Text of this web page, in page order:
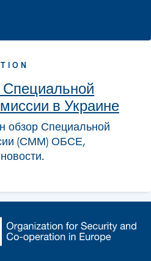
в Украине
обзор Специальной
(СММ) ОБСЕ,